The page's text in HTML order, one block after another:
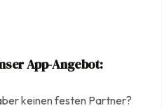
App-Angebot:
keinen festen Partner?